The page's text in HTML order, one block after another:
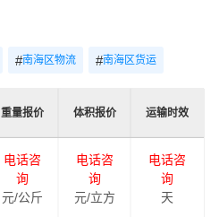
#南海区物流 #南海区货运
重量报价 体积报价 运输时效
电话咨
询
元/公斤
电话咨
询
元/立方
电话咨
询
天